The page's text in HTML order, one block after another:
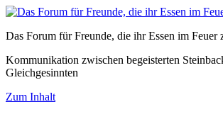
Das Forum für Freunde, die ihr Essen im Feuer
Kommunikation zwischen begeisterten
Gleichgesinnten
Zum Inhalt